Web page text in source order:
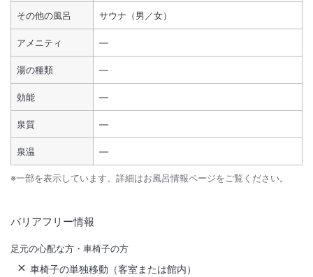
その他の風呂 サウナ（男／女）
アメニティ ―
湯の種類 ―
効能 ―
泉質 ―
泉温 ―
※一部を表示しています。詳細はお風呂情報ページをご覧ください。
バリアフリー情報
足元の心配な方・車椅子の方
車椅子の単独移動（客室または館内）